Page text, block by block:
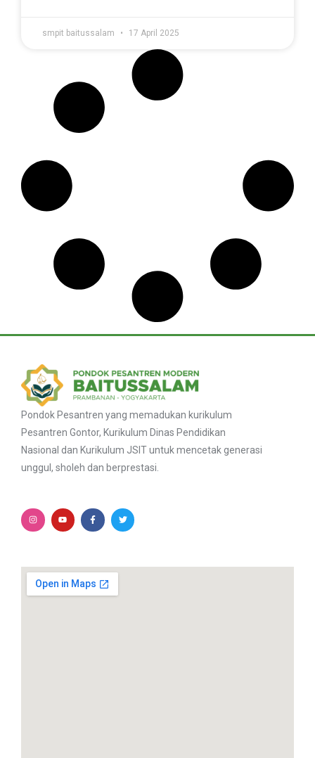
smpit baitussalam 17 April 2025
Pondok Pesantren yang memadukan kurikulum
Pesantren Gontor, Kurikulum Dinas Pendidikan
Nasional dan Kurikulum JSIT untuk mencetak generasi
unggul, sholeh dan berprestasi.